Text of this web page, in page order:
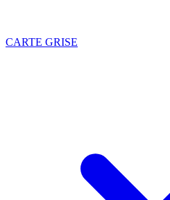
CARTE GRISE